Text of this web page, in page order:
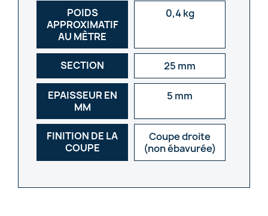
POIDS
APPROXIMATIF
AU MÈTRE
0,4 kg
SECTION 25 mm
EPAISSEUR EN
MM
5 mm
FINITION DE LA
COUPE
Coupe droite
(non ébavurée)